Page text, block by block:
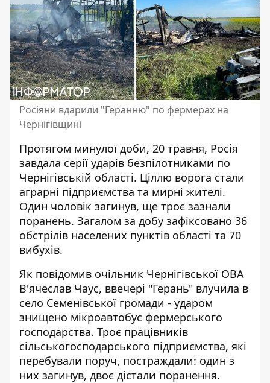
Росіяни вдарили "Геранню" по фермерах на
Чернігівщині
Протягом минулої доби, 20 травня, Росія
завдала серії ударів безпілотниками по
Чернігівській області. Ціллю ворога стали
аграрні підприємства та мирні жителі.
Один чоловік загинув, ще троє зазнали
поранень. Загалом за добу зафіксовано 36
обстрілів населених пунктів області та 70
вибухів.
Як повідомив очільник Чернігівської ОВА
В'ячеслав Чаус, ввечері "Герань" влучила в
село Семенівської громади - ударом
знищено мікроавтобус фермерського
господарства. Троє працівників
сільськогосподарського підприємства, які
перебували поруч, постраждали: один з
них загинув, двоє дістали поранення.